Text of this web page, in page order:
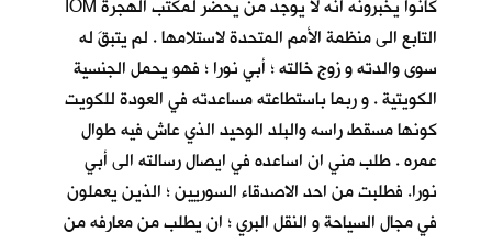
كانوا يخبرونه انه لا يوجد من يحضر لمكتب الهجرة IOM
التابع الى منظمة الأمم المتحدة لاستلامها . لم يتبقَ له
سوى والدته و زوج خالته ؛ أبي نورا ؛ فهو يحمل الجنسية
الكويتية . و ربما باستطاعته مساعدته في العودة للكويت
كونها مسقط راسه والبلد الوحيد الذي عاش فيه طوال
عمره . طلب مني ان اساعده في ايصال رسالته الى أبي
نورا. فطلبت من احد الاصدقاء السوريين ؛ الذين يعملون
في مجال السياحة و النقل البري ؛ ان يطلب من معارفه من